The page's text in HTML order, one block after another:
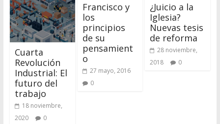
Cuarta
Revolución
Industrial: El
futuro del
trabajo
18 noviembre,
2020
0
Francisco y
los
principios
de su
pensamient
o
27 mayo, 2016
0
¿Juicio a la
Iglesia?
Nuevas tesis
de reforma
28 noviembre,
2018
0